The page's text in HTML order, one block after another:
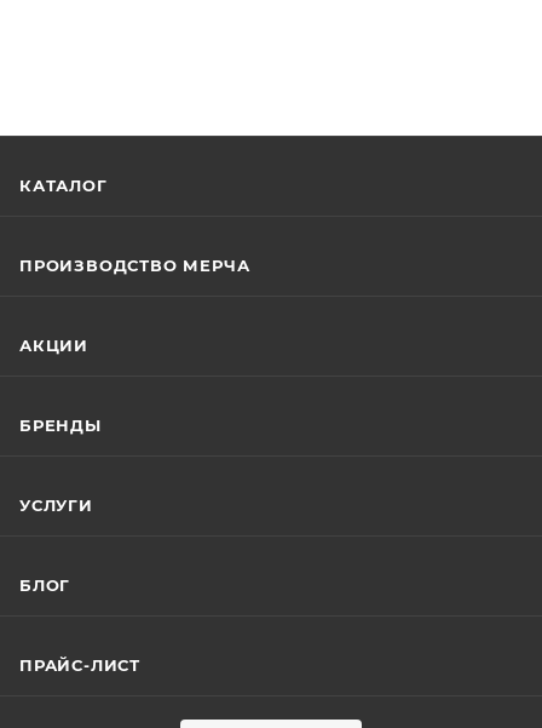
КАТАЛОГ
ПРОИЗВОДСТВО МЕРЧА
АКЦИИ
БРЕНДЫ
УСЛУГИ
БЛОГ
ПРАЙС-ЛИСТ